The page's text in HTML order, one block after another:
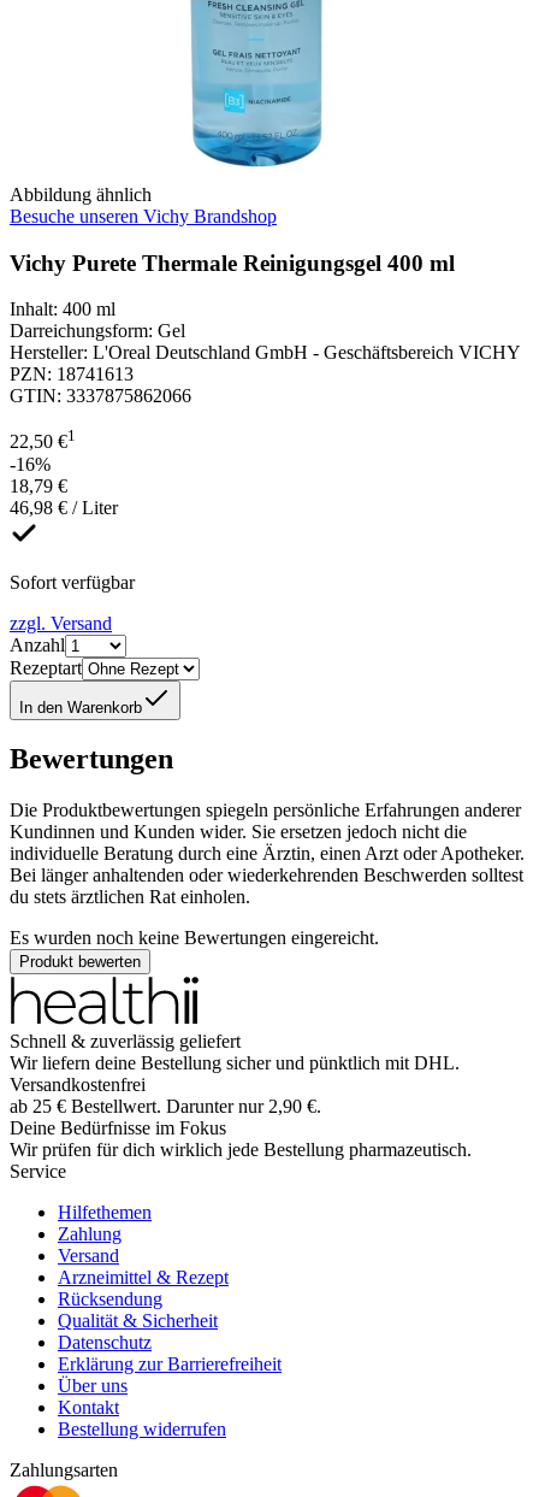
Abbildung ähnlich
Besuche unseren Vichy Brandshop
Vichy Purete Thermale Reinigungsgel 400 ml
Inhalt: 400 ml
Darreichungsform: Gel
Hersteller: L'Oreal Deutschland GmbH - Geschäftsbereich VICHY
PZN: 18741613
GTIN: 3337875862066
22,50 €1
-16%
18,79 €
46,98 € / Liter
Sofort verfügbar
zzgl. Versand
Anzahl
Rezeptart
In den Warenkorb
Bewertungen
Die Produktbewertungen spiegeln persönliche Erfahrungen anderer
Kundinnen und Kunden wider. Sie ersetzen jedoch nicht die
individuelle Beratung durch eine Ärztin, einen Arzt oder Apotheker.
Bei länger anhaltenden oder wiederkehrenden Beschwerden solltest
du stets ärztlichen Rat einholen.
Es wurden noch keine Bewertungen eingereicht.
Produkt bewerten
Schnell & zuverlässig geliefert
Wir liefern deine Bestellung sicher und pünktlich mit DHL.
Versandkostenfrei
ab 25 € Bestellwert. Darunter nur 2,90 €.
Deine Bedürfnisse im Fokus
Wir prüfen für dich wirklich jede Bestellung pharmazeutisch.
Service
Hilfethemen
Zahlung
Versand
Arzneimittel & Rezept
Rücksendung
Qualität & Sicherheit
Datenschutz
Erklärung zur Barrierefreiheit
Über uns
Kontakt
Bestellung widerrufen
Zahlungsarten